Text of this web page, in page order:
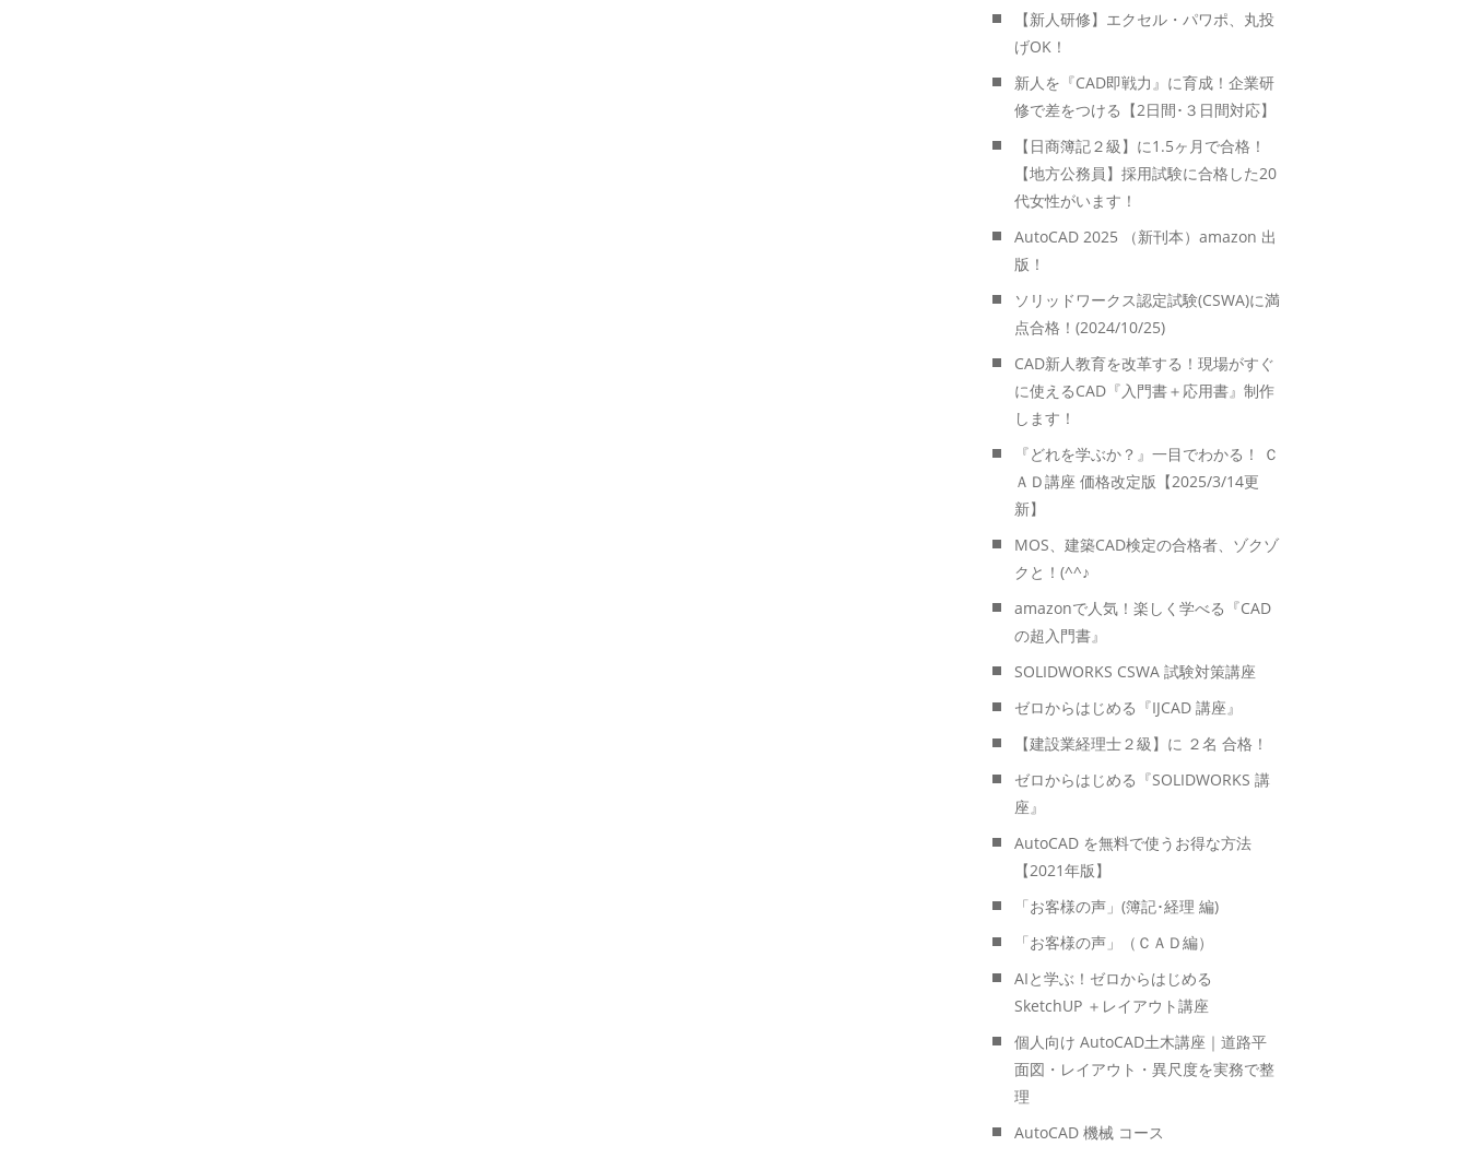
【新人研修】エクセル・パワポ、丸投
げOK！
新人を『CAD即戦力』に育成！企業研
修で差をつける【2日間･３日間対応】
【日商簿記２級】に1.5ヶ月で合格！
【地方公務員】採用試験に合格した20
代女性がいます！
AutoCAD 2025 （新刊本）amazon 出
版！
ソリッドワークス認定試験(CSWA)に満
点合格！(2024/10/25)
CAD新人教育を改革する！現場がすぐ
に使えるCAD『入門書＋応用書』制作
します！
『どれを学ぶか？』一目でわかる！ Ｃ
ＡＤ講座 価格改定版【2025/3/14更
新】
MOS、建築CAD検定の合格者、ゾクゾ
クと！(^^♪
amazonで人気！楽しく学べる『CAD
の超入門書』
SOLIDWORKS CSWA 試験対策講座
ゼロからはじめる『IJCAD 講座』
【建設業経理士２級】に ２名 合格！
ゼロからはじめる『SOLIDWORKS 講
座』
AutoCAD を無料で使うお得な方法
【2021年版】
「お客様の声」(簿記･経理 編)
「お客様の声」（ＣＡＤ編）
AIと学ぶ！ゼロからはじめる
SketchUP ＋レイアウト講座
個人向け AutoCAD土木講座｜道路平
面図・レイアウト・異尺度を実務で整
理
AutoCAD 機械 コース